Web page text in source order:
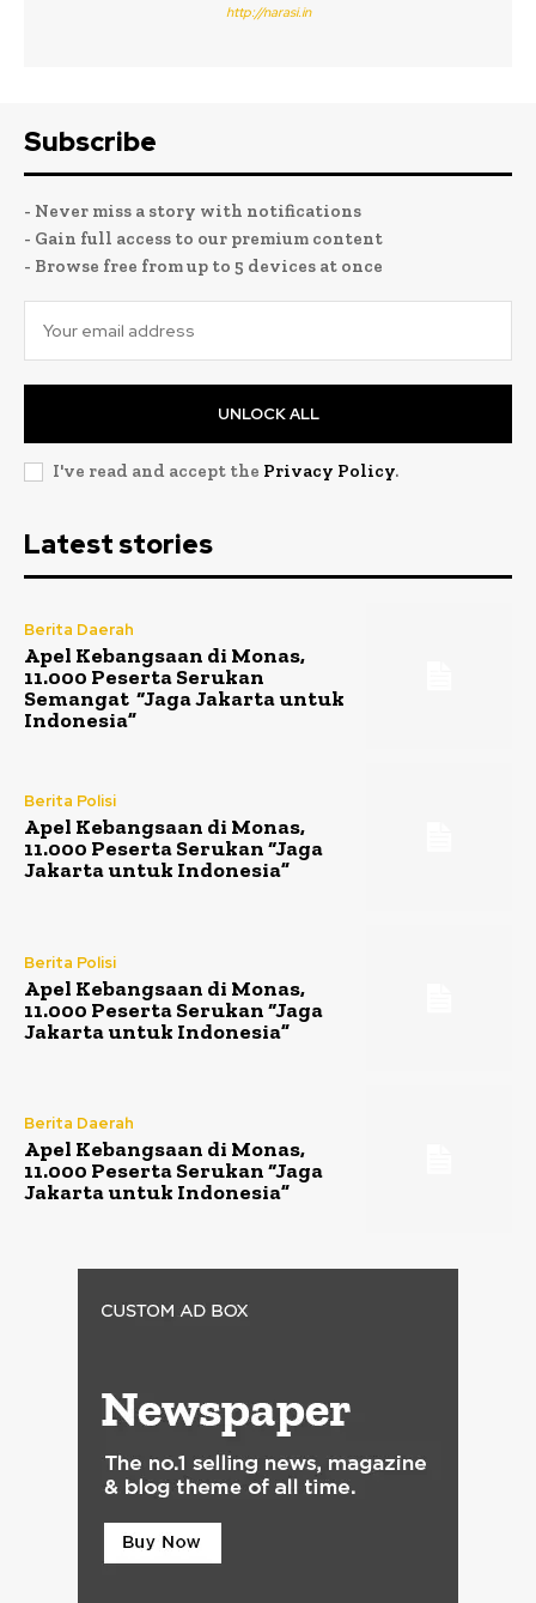
http://narasi.in
Subscribe
- Never miss a story with notifications
- Gain full access to our premium content
- Browse free from up to 5 devices at once
UNLOCK ALL
I've read and accept the Privacy Policy.
Latest stories
Berita Daerah
Apel Kebangsaan di Monas,
11.000 Peserta Serukan
Semangat “Jaga Jakarta untuk
Indonesia”
Berita Polisi
Apel Kebangsaan di Monas,
11.000 Peserta Serukan “Jaga
Jakarta untuk Indonesia”
Berita Polisi
Apel Kebangsaan di Monas,
11.000 Peserta Serukan “Jaga
Jakarta untuk Indonesia”
Berita Daerah
Apel Kebangsaan di Monas,
11.000 Peserta Serukan “Jaga
Jakarta untuk Indonesia”